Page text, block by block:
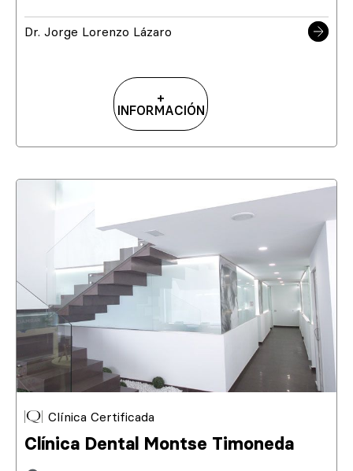
Dr. Jorge Lorenzo Lázaro
+
INFORMACIÓN
Clínica Certificada
Clínica Dental Montse Timoneda